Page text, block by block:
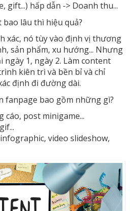
gift...) hấp dẫn -> Doanh thu...
lâu thì hiệu quả?
xác, nó tùy vào định vị thương
sản phẩm, xu hướng... Nhưng
ngày 1, ngày 2. Làm content
kiên trì và bền bỉ và chỉ
định đi đường dài.
fanpage bao gồm những gì?
cáo, post minigame...
video slideshow,